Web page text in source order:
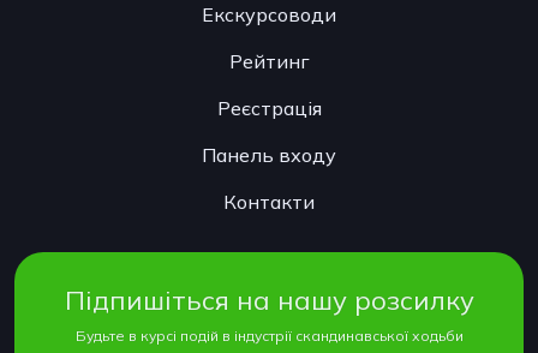
Екскурсоводи
Рейтинг
Реєстрація
Панель входу
Контакти
Підпишіться на нашу розсилку
Будьте в курсі подій в індустрії скандинавської ходьби